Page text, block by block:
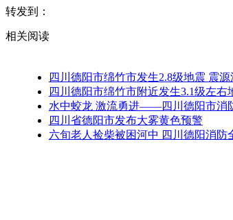
转发到：
相关阅读
四川德阳市绵竹市发生2.8级地震 震
四川德阳市绵竹市附近发生3.1级左右
水中蛟龙 激流勇进——四川德阳市消
四川省德阳市发布大雾黄色预警
六旬老人捡柴被困河中 四川德阳消防